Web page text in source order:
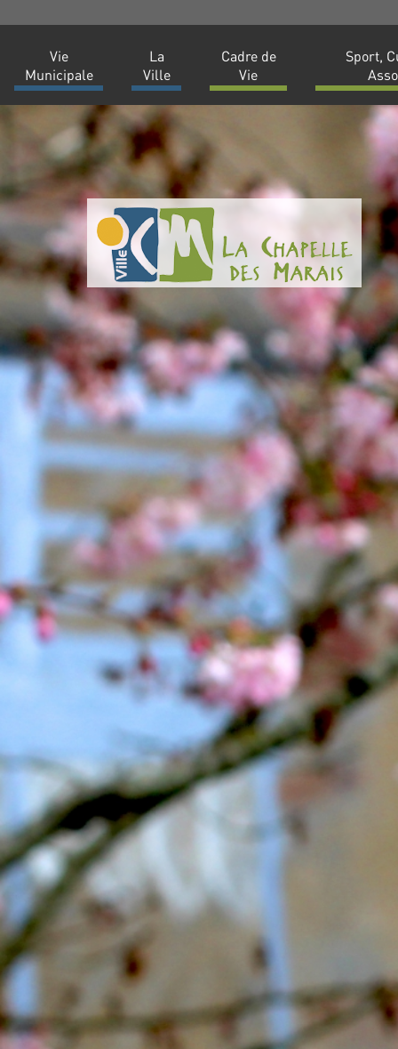
Vie
Municipale
La
Ville
Cadre de
Vie
Sport,